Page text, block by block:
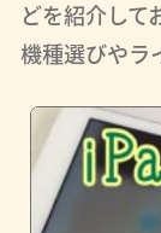
どを紹介して
機種選びやラ